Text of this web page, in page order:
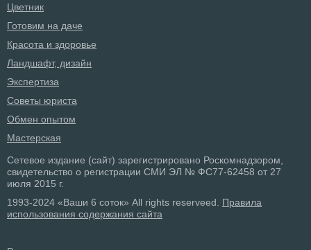
Цветник
Готовим на даче
Красота и здоровье
Ландшафт, дизайн
Экспертиза
Советы юриста
Обмен опытом
Мастерская
Сетевое издание (сайт) зарегистрировано Роскомнадзором,
свидетельство о регистрации СМИ ЭЛ № ФС77-62458 от 27
июля 2015 г.
1993-2024 «Ваши 6 соток» All rights reserveed. Правила
использования содержания сайта